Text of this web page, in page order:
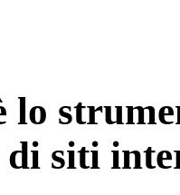
lo
di siti